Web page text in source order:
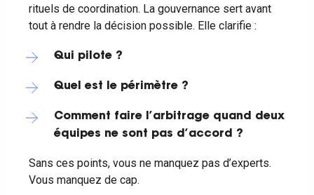
rituels de coordination. La gouvernance sert avant
tout à rendre la décision possible. Elle clarifie :
Qui pilote ?
Quel est le périmètre ?
Comment faire l’arbitrage quand deux
équipes ne sont pas d’accord ?
Sans ces points, vous ne manquez pas d’experts.
Vous manquez de cap.